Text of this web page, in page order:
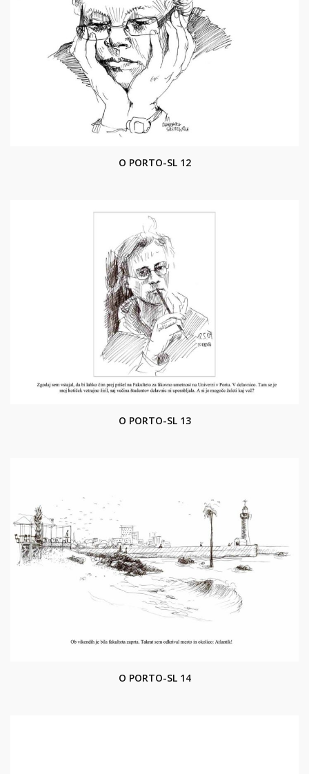
O PORTO-SL 12
O PORTO-SL 13
O PORTO-SL 14